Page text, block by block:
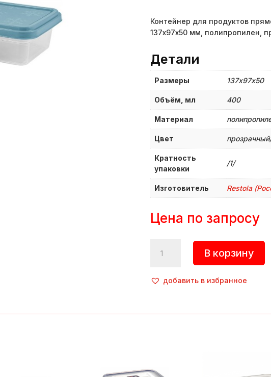
Контейнер для продуктов
137х97х50 мм, полипропилен,
Детали
Размеры 137х97х50
Объём, мл 400
Материал
Цвет
Кратность
упаковки
/1/
Изготовитель Restola
Цена по запросу
товара
для
мм,
В корзину
добавить в избранное